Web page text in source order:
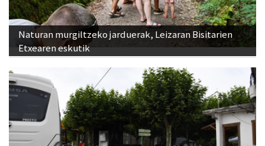
Naturan murgiltzeko jarduerak, Leizaran Bisitarien
Etxearen eskutik